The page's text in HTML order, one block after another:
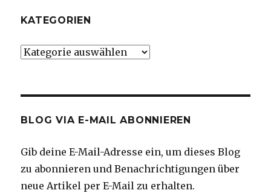
KATEGORIEN
Kategorien
BLOG VIA E-MAIL ABONNIEREN
Gib deine E-Mail-Adresse ein, um dieses Blog
zu abonnieren und Benachrichtigungen über
neue Artikel per E-Mail zu erhalten.